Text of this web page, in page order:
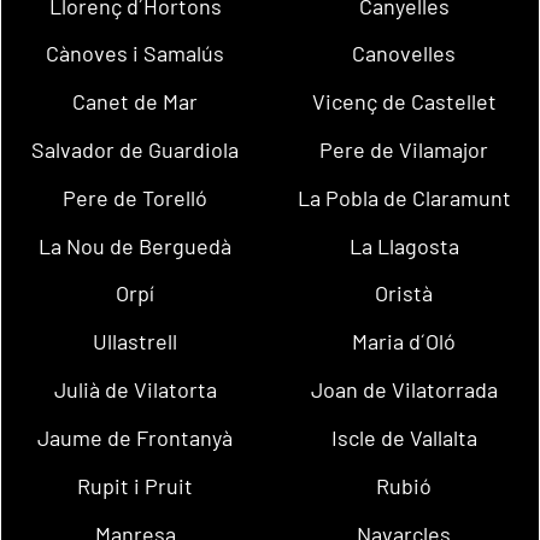
Llorenç d´Hortons
Canyelles
Cànoves i Samalús
Canovelles
Canet de Mar
Vicenç de Castellet
Salvador de Guardiola
Pere de Vilamajor
Pere de Torelló
La Pobla de Claramunt
La Nou de Berguedà
La Llagosta
Orpí
Oristà
Ullastrell
Maria d´Oló
Julià de Vilatorta
Joan de Vilatorrada
Jaume de Frontanyà
Iscle de Vallalta
Rupit i Pruit
Rubió
Manresa
Navarcles